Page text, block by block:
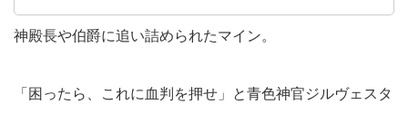
神殿長や伯爵に追い詰められたマイン。
「困ったら、これに血判を押せ」と青色神官ジルヴェスタ